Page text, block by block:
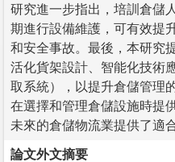
研究進一步指出，培訓倉儲
期進行設備維護，可有效提
和安全事故。最後，本研究
活化貨架設計、智能化技術
取系統），以提升倉儲管理
在選擇和管理倉儲設施時提
未來的倉儲物流業提供了適
論文外文摘要